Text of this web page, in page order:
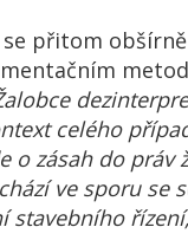
přitom
celého
o zásah do práv
ve sporu se
stavebního